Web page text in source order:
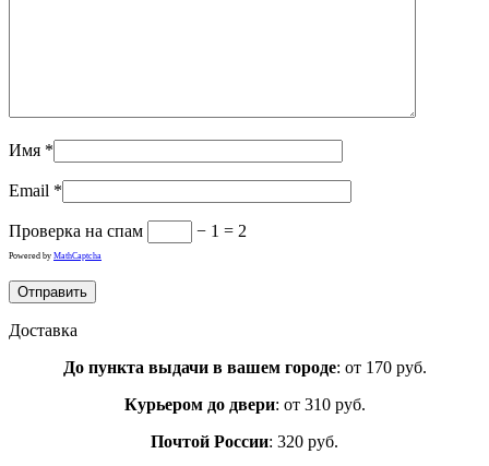
Имя *
Email *
Проверка на спам − 1 = 2
Powered by MathCaptcha
Доставка
До пункта выдачи в вашем городе: от 170 руб.
Курьером до двери: от 310 руб.
Почтой России: 320 руб.